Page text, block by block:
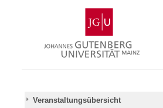
Gutenberg-
Universität
Mainz
Veranstaltungsübersicht